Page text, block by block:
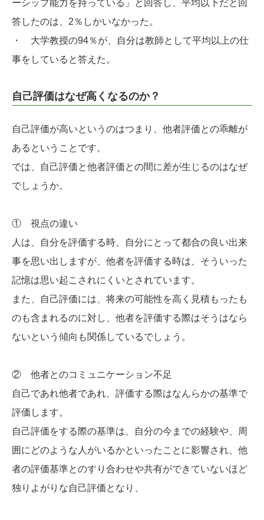
ーシップ能力を持っている」と回答し、平均以下だと回
答したのは、2％しかいなかった。
・ 大学教授の94％が、自分は教師として平均以上の仕
事をしていると答えた。
自己評価はなぜ高くなるのか？
自己評価が高いというのはつまり、他者評価との乖離が
あるということです。
では、自己評価と他者評価との間に差が生じるのはなぜ
でしょうか。
① 視点の違い
人は、自分を評価する時、自分にとって都合の良い出来
事を思い出しますが、他者を評価する時は、そういった
記憶は思い起こされにくいとされています。
また、自己評価には、将来の可能性を高く見積もったも
のも含まれるのに対し、他者を評価する際はそうはなら
ないという傾向も関係しているでしょう。
② 他者とのコミュニケーション不足
自己であれ他者であれ、評価する際はなんらかの基準で
評価します。
自己評価をする際の基準は、自分の今までの経験や、周
囲にどのような人がいるかといったことに影響され、他
者の評価基準とのすり合わせや共有ができていないほど
独りよがりな自己評価となり、